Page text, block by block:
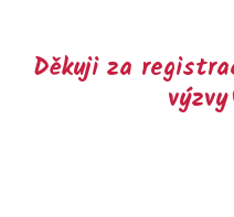
Děkuji za
výzvy